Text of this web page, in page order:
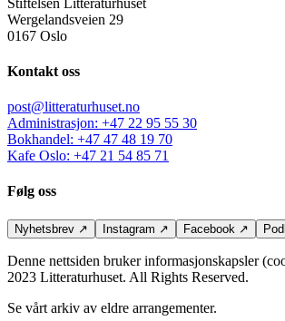
Wergelandsveien 29
0167 Oslo
Kontakt oss
post@litteraturhuset.no
Administrasjon: +47 22 95 55 30
Bokhandel: +47 47 48 19 70
Kafe Oslo: +47 21 54 85 71
Følg oss
Nyhetsbrev ↗ Instagram ↗ Facebook ↗
Denne nettsiden bruker informasjonskapsler
2023 Litteraturhuset. All Rights Reserved.
Se vårt arkiv av eldre arrangementer.